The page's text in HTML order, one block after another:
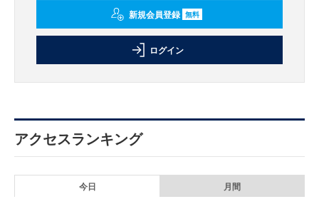
新規会員登録 無料
ログイン
アクセスランキング
今日 月間